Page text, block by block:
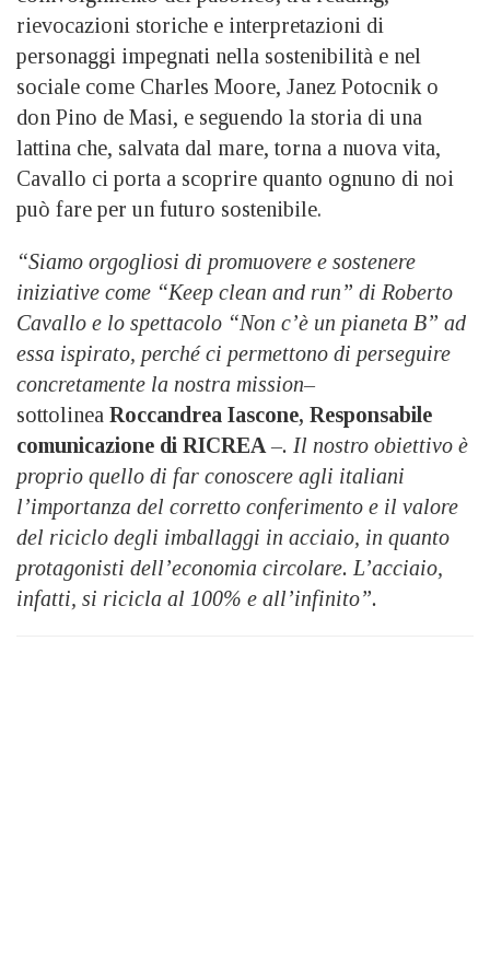
rievocazioni storiche e interpretazioni di
personaggi impegnati nella sostenibilità e nel
sociale come Charles Moore, Janez Potocnik o
don Pino de Masi, e seguendo la storia di una
lattina che, salvata dal mare, torna a nuova vita,
Cavallo ci porta a scoprire quanto ognuno di noi
può fare per un futuro sostenibile.
“Siamo orgogliosi di promuovere e sostenere
iniziative come “Keep clean and run” di Roberto
Cavallo e lo spettacolo “Non c’è un pianeta B” ad
essa ispirato, perché ci permettono di perseguire
concretamente la nostra mission–
sottolinea Roccandrea Iascone, Responsabile
comunicazione di RICREA–. Il nostro obiettivo è
proprio quello di far conoscere agli italiani
l’importanza del corretto conferimento e il valore
del riciclo degli imballaggi in acciaio, in quanto
protagonisti dell’economia circolare. L’acciaio,
infatti, si ricicla al 100% e all’infinito”.